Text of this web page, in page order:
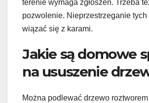
terenie wymaga zgłoszeń. Trzeba
pozwolenie. Nieprzestrzeganie
wiązać się z karami.
Jakie są domowe
na ususzenie
Można podlewać drzewo